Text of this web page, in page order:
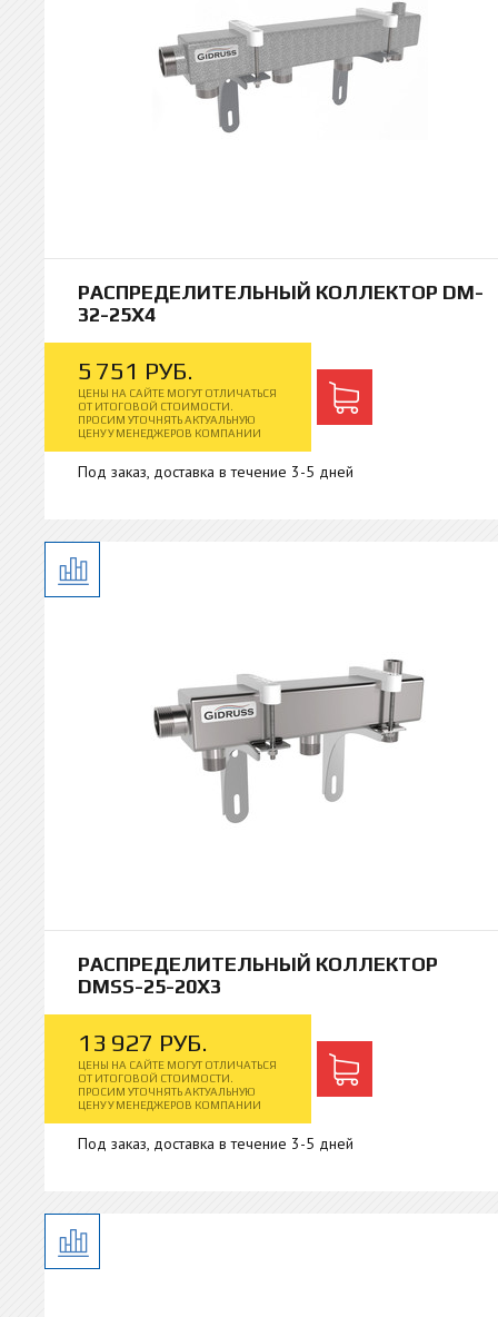
РАСПРЕДЕЛИТЕЛЬНЫЙ КОЛЛЕКТОР DM-
32-25X4
5 751 РУБ.
ЦЕНЫ НА САЙТЕ МОГУТ ОТЛИЧАТЬСЯ
ОТ ИТОГОВОЙ СТОИМОСТИ.
ПРОСИМ УТОЧНЯТЬ АКТУАЛЬНУЮ
ЦЕНУ У МЕНЕДЖЕРОВ КОМПАНИИ
Под заказ, доставка в течение 3-5 дней
РАСПРЕДЕЛИТЕЛЬНЫЙ КОЛЛЕКТОР
DMSS-25-20X3
13 927 РУБ.
ЦЕНЫ НА САЙТЕ МОГУТ ОТЛИЧАТЬСЯ
ОТ ИТОГОВОЙ СТОИМОСТИ.
ПРОСИМ УТОЧНЯТЬ АКТУАЛЬНУЮ
ЦЕНУ У МЕНЕДЖЕРОВ КОМПАНИИ
Под заказ, доставка в течение 3-5 дней